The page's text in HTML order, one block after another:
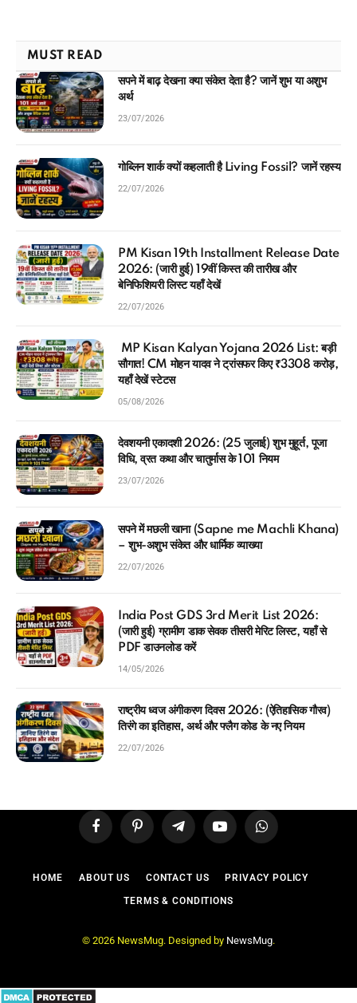
MUST READ
सपने में बाढ़ देखना क्या संकेत देता है? जानें शुभ या अशुभ
अर्थ
23/07/2026
गोब्लिन शार्क क्यों कहलाती है Living Fossil? जानें रहस्य
22/07/2026
PM Kisan 19th Installment Release Date
2026: (जारी हुई) 19वीं किस्त की तारीख और
बेनिफिशियरी लिस्ट यहाँ देखें
22/07/2026
MP Kisan Kalyan Yojana 2026 List: बड़ी
सौगात! CM मोहन यादव ने ट्रांसफर किए ₹3308 करोड़,
यहाँ देखें स्टेटस
05/08/2026
देवशयनी एकादशी 2026: (25 जुलाई) शुभ मुहूर्त, पूजा
विधि, व्रत कथा और चातुर्मास के 101 नियम
23/07/2026
सपने में मछली खाना (Sapne me Machli Khana)
– शुभ-अशुभ संकेत और धार्मिक व्याख्या
22/07/2026
India Post GDS 3rd Merit List 2026:
(जारी हुई) ग्रामीण डाक सेवक तीसरी मेरिट लिस्ट, यहाँ से
PDF डाउनलोड करें
14/05/2026
राष्ट्रीय ध्वज अंगीकरण दिवस 2026: (ऐतिहासिक गौरव)
तिरंगे का इतिहास, अर्थ और फ्लैग कोड के नए नियम
22/07/2026
FacebookPinterest TelegramYouTubeWhatsApp
HOME ABOUT US CONTACT US PRIVACY POLICY
TERMS & CONDITIONS
© 2026 NewsMug. Designed by NewsMug.